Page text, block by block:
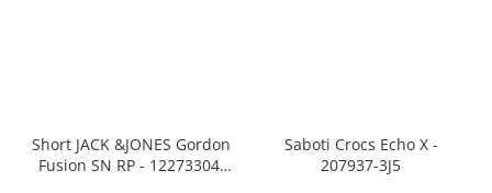
Short JACK &JONES Gordon
Fusion SN RP - 12273304-
Saboti Crocs Echo X -
207937-3J5